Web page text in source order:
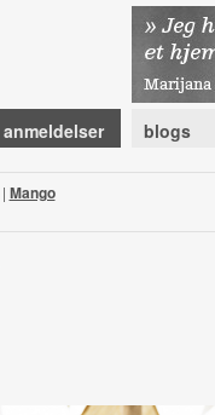
anmeldelser blogs
| Mango